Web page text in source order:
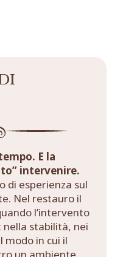
E la
intervenire.
di esperienza sul
Nel restauro il
l’intervento
nella stabilità, nei
in cui il